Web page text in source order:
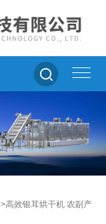
>高效银耳烘干机 农副产